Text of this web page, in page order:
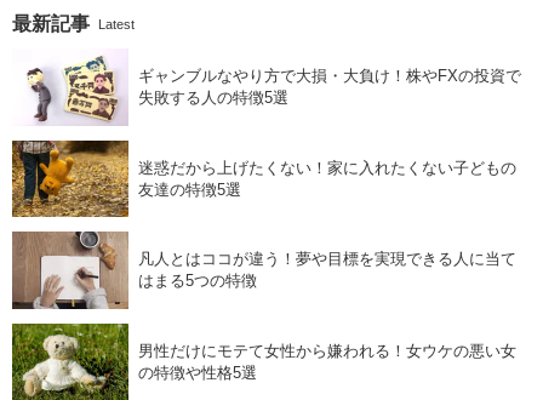
最新記事 Latest
ギャンブルなやり方で大損・大負け！株やFXの投資で
失敗する人の特徴5選
迷惑だから上げたくない！家に入れたくない子どもの
友達の特徴5選
凡人とはココが違う！夢や目標を実現できる人に当て
はまる5つの特徴
男性だけにモテて女性から嫌われる！女ウケの悪い女
の特徴や性格5選